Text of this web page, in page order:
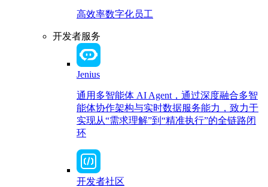
高效率数字化员工
开发者服务
Jenius
通用多智能体 AI Agent，通过深度融合多智
能体协作架构与实时数据服务能力，致力于
实现从“需求理解”到“精准执行”的全链路闭
环
开发者社区